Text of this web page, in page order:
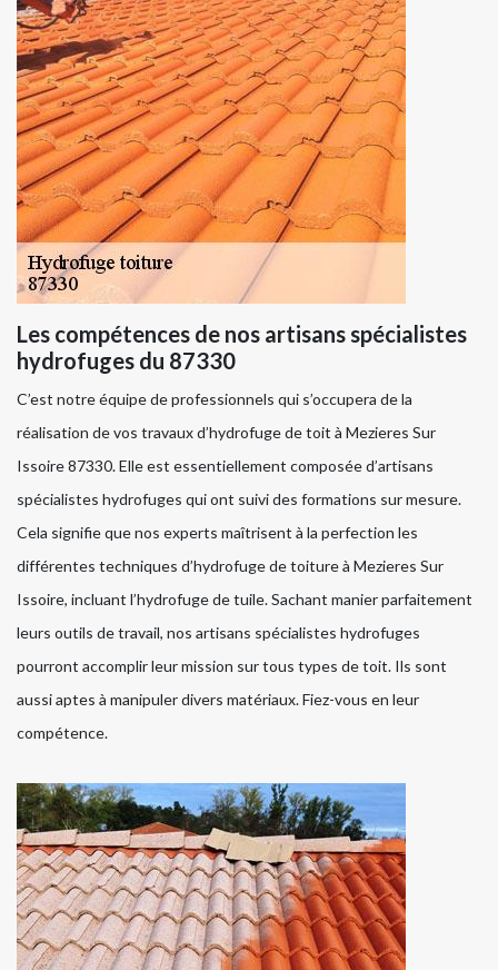
Les compétences de nos artisans spécialistes
hydrofuges du 87330
C’est notre équipe de professionnels qui s’occupera de la
réalisation de vos travaux d’hydrofuge de toit à Mezieres Sur
Issoire 87330. Elle est essentiellement composée d’artisans
spécialistes hydrofuges qui ont suivi des formations sur mesure.
Cela signifie que nos experts maîtrisent à la perfection les
différentes techniques d’hydrofuge de toiture à Mezieres Sur
Issoire, incluant l’hydrofuge de tuile. Sachant manier parfaitement
leurs outils de travail, nos artisans spécialistes hydrofuges
pourront accomplir leur mission sur tous types de toit. Ils sont
aussi aptes à manipuler divers matériaux. Fiez-vous en leur
compétence.